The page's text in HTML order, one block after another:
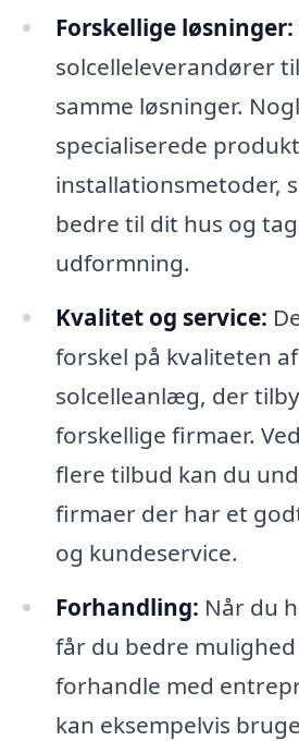
Forskellige løsninger:
solcelleleverandører
samme løsninger.
specialiserede
installationsmetoder,
bedre til dit hus og
udformning.
Kvalitet og service:
forskel på kvaliteten
solcelleanlæg, der
forskellige firmaer.
flere tilbud kan du
firmaer der har et
og kundeservice.
Forhandling: Når du
får du bedre
forhandle med
kan eksempelvis